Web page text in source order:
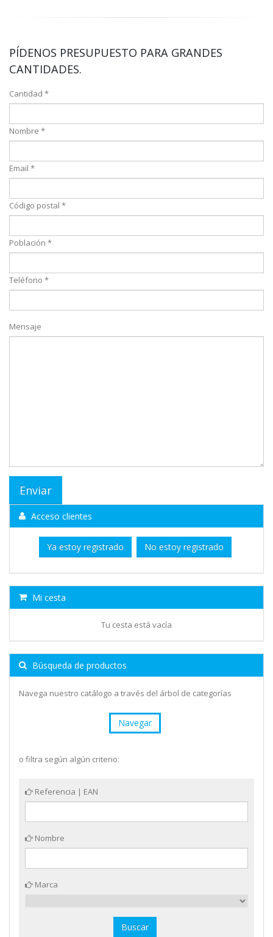
PÍDENOS PRESUPUESTO PARA GRANDES
CANTIDADES.
Cantidad *
Nombre *
Email *
Código postal *
Población *
Teléfono *
Mensaje
Acceso clientes
Ya estoy registrado No estoy registrado
Mi cesta
Tu cesta está vacía
Búsqueda de productos
Navega nuestro catálogo a través del árbol de categorías
Navegar
o filtra según algún criterio:
Referencia | EAN
Nombre
Marca